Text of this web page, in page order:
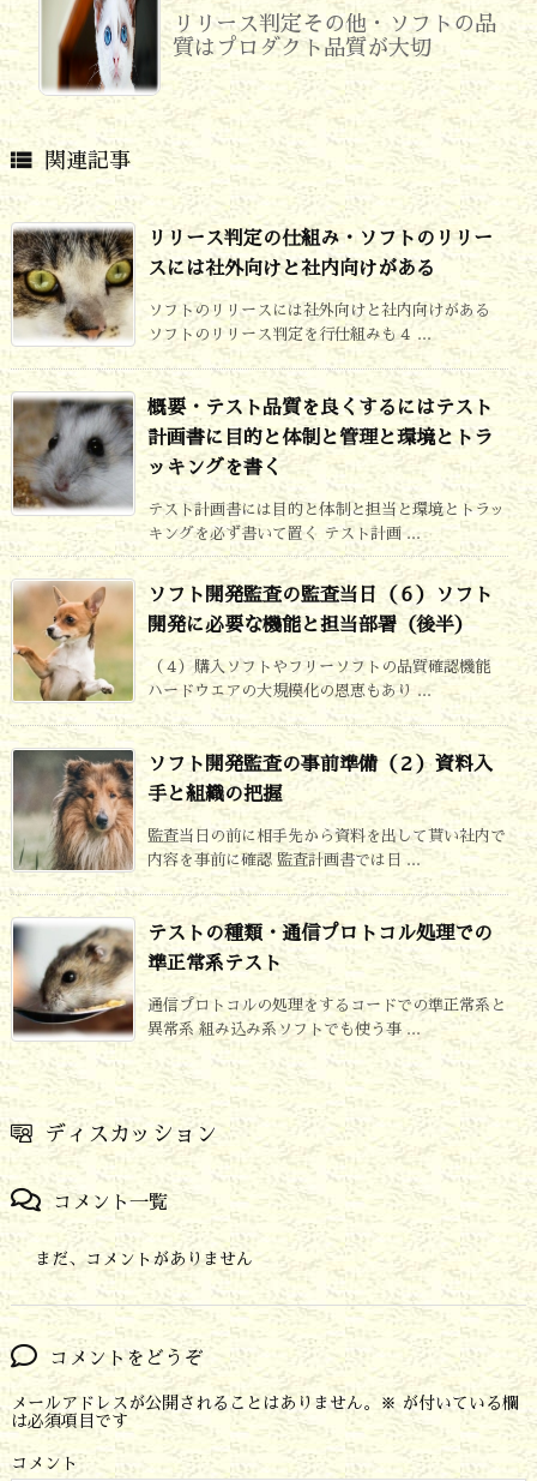
リリース判定その他・ソフトの品
質はプロダクト品質が大切
 関連記事
リリース判定の仕組み・ソフトのリリー
スには社外向けと社内向けがある
ソフトのリリースには社外向けと社内向けがある
ソフトのリリース判定を行仕組みも４ ...
概要・テスト品質を良くするにはテスト
計画書に目的と体制と管理と環境とトラ
ッキングを書く
テスト計画書には目的と体制と担当と環境とトラッ
キングを必ず書いて置く テスト計画 ...
ソフト開発監査の監査当日（６）ソフト
開発に必要な機能と担当部署（後半）
（４）購入ソフトやフリーソフトの品質確認機能
ハードウエアの大規模化の恩恵もあり ...
ソフト開発監査の事前準備（２）資料入
手と組織の把握
監査当日の前に相手先から資料を出して貰い社内で
内容を事前に確認 監査計画書では日 ...
テストの種類・通信プロトコル処理での
準正常系テスト
通信プロトコルの処理をするコードでの準正常系と
異常系 組み込み系ソフトでも使う事 ...
ディスカッション
コメント一覧
まだ、コメントがありません
コメントをどうぞ
メールアドレスが公開されることはありません。 ※ が付いている欄
は必須項目です
コメント